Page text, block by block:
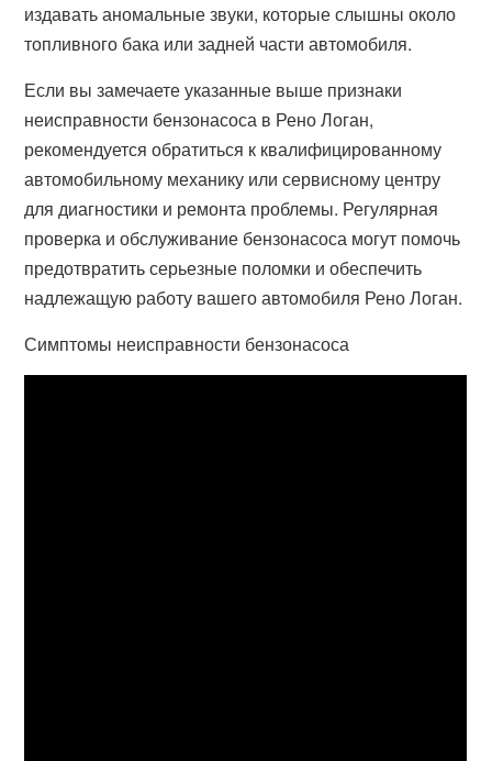
издавать аномальные звуки, которые слышны около
топливного бака или задней части автомобиля.
Если вы замечаете указанные выше признаки
неисправности бензонасоса в Рено Логан,
рекомендуется обратиться к квалифицированному
автомобильному механику или сервисному центру
для диагностики и ремонта проблемы. Регулярная
проверка и обслуживание бензонасоса могут помочь
предотвратить серьезные поломки и обеспечить
надлежащую работу вашего автомобиля Рено Логан.
Симптомы неисправности бензонасоса